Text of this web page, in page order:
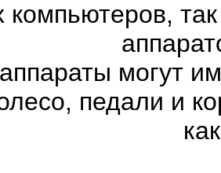
могут
педали и